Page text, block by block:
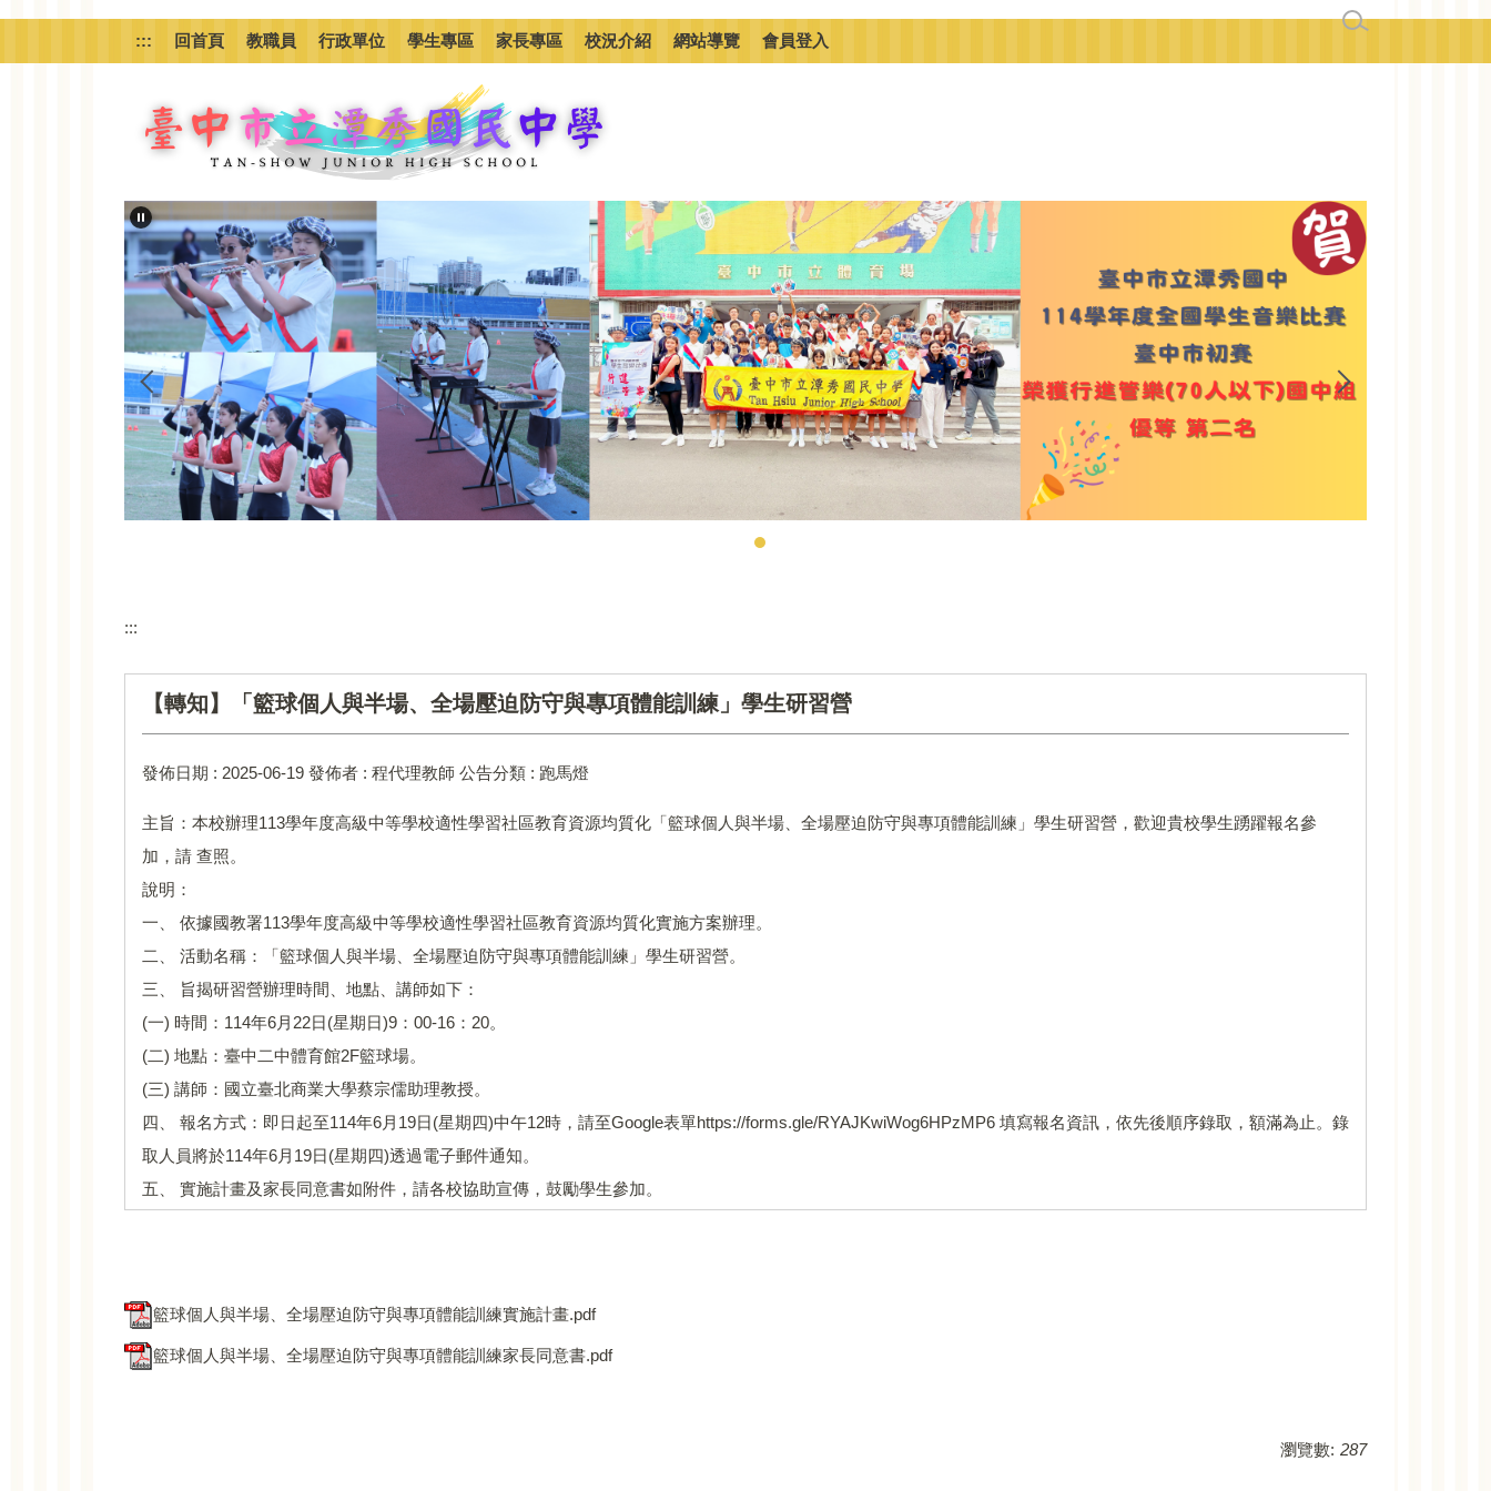
跳
主
::: 回首頁 教職員 行政單位 學生專區 家長專區 校況介紹 網站導覽 會員登入
:::
【轉知】「籃球個人與半場、全場壓迫防守與專項體能訓練」學生研習營
發佈日期 : 2025-06-19 發佈者 : 程代理教師 公告分類 : 跑馬燈
主旨：本校辦理113學年度高級中等學校適性學習社區教育資源均質化「籃球個人與半場、全場壓迫防守與專項體能訓練」學生研習營，歡迎貴校學生踴躍報名參
加，請 查照。
說明：
一、 依據國教署113學年度高級中等學校適性學習社區教育資源均質化實施方案辦理。
二、 活動名稱：「籃球個人與半場、全場壓迫防守與專項體能訓練」學生研習營。
三、 旨揭研習營辦理時間、地點、講師如下：
(一) 時間：114年6月22日(星期日)9：00-16：20。
(二) 地點：臺中二中體育館2F籃球場。
(三) 講師：國立臺北商業大學蔡宗儒助理教授。
四、 報名方式：即日起至114年6月19日(星期四)中午12時，請至Google表單https://forms.gle/RYAJKwiWog6HPzMP6 填寫報名資訊，依先後順序錄取，額滿為止。錄
取人員將於114年6月19日(星期四)透過電子郵件通知。
五、 實施計畫及家長同意書如附件，請各校協助宣傳，鼓勵學生參加。
籃球個人與半場、全場壓迫防守與專項體能訓練實施計畫.pdf
籃球個人與半場、全場壓迫防守與專項體能訓練家長同意書.pdf
瀏覽數: 287